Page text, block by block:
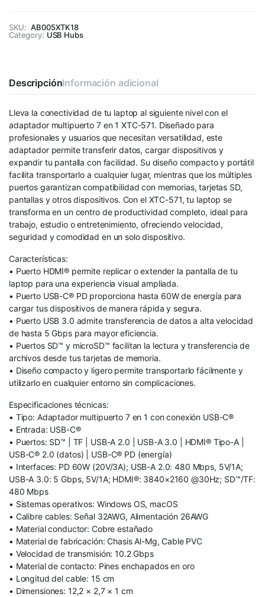
SKU: AB005XTK18
Category: USB Hubs
DescripciónInformación adicional
Lleva la conectividad de tu laptop al siguiente nivel con el
adaptador multipuerto 7 en 1 XTC-571. Diseñado para
profesionales y usuarios que necesitan versatilidad, este
adaptador permite transferir datos, cargar dispositivos y
expandir tu pantalla con facilidad. Su diseño compacto y portátil
facilita transportarlo a cualquier lugar, mientras que los múltiples
puertos garantizan compatibilidad con memorias, tarjetas SD,
pantallas y otros dispositivos. Con el XTC-571, tu laptop se
transforma en un centro de productividad completo, ideal para
trabajo, estudio o entretenimiento, ofreciendo velocidad,
seguridad y comodidad en un solo dispositivo.
Características:
• Puerto HDMI® permite replicar o extender la pantalla de tu
laptop para una experiencia visual ampliada.
• Puerto USB-C® PD proporciona hasta 60W de energía para
cargar tus dispositivos de manera rápida y segura.
• Puerto USB 3.0 admite transferencia de datos a alta velocidad
de hasta 5 Gbps para mayor eficiencia.
• Puertos SD™ y microSD™ facilitan la lectura y transferencia de
archivos desde tus tarjetas de memoria.
• Diseño compacto y ligero permite transportarlo fácilmente y
utilizarlo en cualquier entorno sin complicaciones.
Especificaciones técnicas:
• Tipo: Adaptador multipuerto 7 en 1 con conexión USB-C®
• Entrada: USB-C®
• Puertos: SD™ | TF | USB-A 2.0 | USB-A 3.0 | HDMI® Tipo-A |
USB-C® 2.0 (datos) | USB-C® PD (energía)
• Interfaces: PD 60W (20V/3A); USB-A 2.0: 480 Mbps, 5V/1A;
USB-A 3.0: 5 Gbps, 5V/1A; HDMI®: 3840×2160 @30Hz; SD™/TF:
480 Mbps
• Sistemas operativos: Windows OS, macOS
• Calibre cables: Señal 32AWG, Alimentación 26AWG
• Material conductor: Cobre estañado
• Material de fabricación: Chasis Al-Mg, Cable PVC
• Velocidad de transmisión: 10.2 Gbps
• Material de contacto: Pines enchapados en oro
• Longitud del cable: 15 cm
• Dimensiones: 12,2 × 2,7 × 1 cm